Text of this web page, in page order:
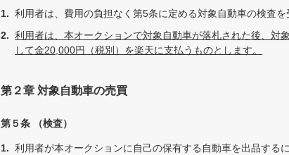
利用者は、費用の負担なく第5条に定める対象自動車の検査
利用者は、本オークションで対象自動車が落札された後、対
して金20,000円（税別）を楽天に支払うものとします。
第２章 対象自動車の売買
第５条 （検査）
利用者が本オークションに自己の保有する自動車を出品する